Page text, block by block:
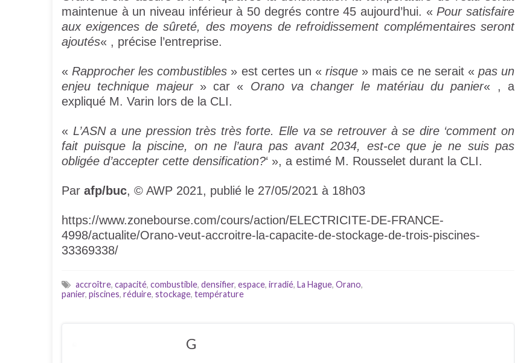
maintenue à un niveau inférieur à 50 degrés contre 45 aujourd’hui. « Pour satisfaire
aux exigences de sûreté, des moyens de refroidissement complémentaires seront
ajoutés« , précise l’entreprise.
« Rapprocher les combustibles » est certes un «risque » mais ce ne serait « pas un
enjeu technique majeur» car « Orano va changer le matériau du panier« , a
expliqué M. Varin lors de la CLI.
« L’ASN a une pression très très forte. Elle va se retrouver à se dire ‘comment on
fait puisque la piscine, on ne l’aura pas avant 2034, est-ce que je ne suis pas
obligée d’accepter cette densification?‘ », a estimé M. Rousselet durant la CLI.
Par afp/buc, © AWP 2021, publié le 27/05/2021 à 18h03
https://www.zonebourse.com/cours/action/ELECTRICITE-DE-FRANCE-
4998/actualite/Orano-veut-accroitre-la-capacite-de-stockage-de-trois-piscines-
33369338/
accroître, capacité, combustible, densifier, espace, irradié, La Hague, Orano,
panier, piscines, réduire, stockage, température
G